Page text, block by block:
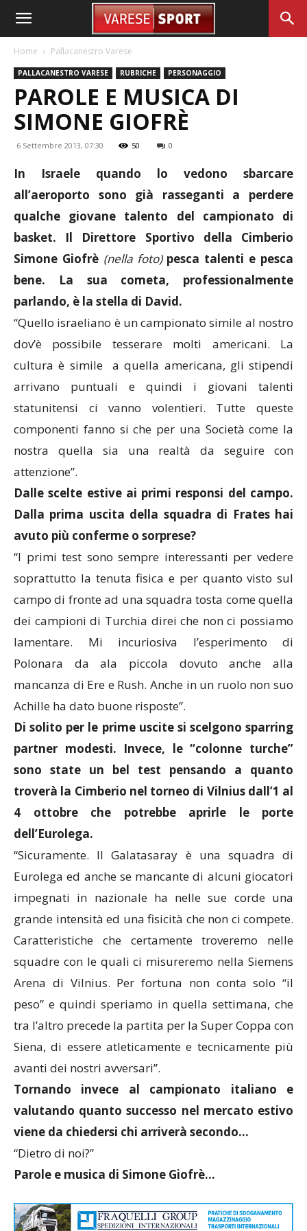
Home Pallacanestro Varese
PALLACANESTRO VARESE RUBRICHE PERSONAGGIO
PAROLE E MUSICA DI
SIMONE GIOFRÈ
6 Settembre 2013, 07:30 50 0
In Israele quando lo vedono sbarcare
all’aeroporto sono già rasseganti a perdere
qualche giovane talento del campionato di
basket. Il Direttore Sportivo della Cimberio
Simone Giofrè (nella foto)pesca talenti e pesca
bene. La sua cometa, professionalmente
parlando, è la stella di David.
“Quello israeliano è un campionato simile al nostro
dov’è possibile tesserare molti americani. La
cultura è simile a quella americana, gli stipendi
arrivano puntuali e quindi i giovani talenti
statunitensi ci vanno volentieri. Tutte queste
componenti fanno si che per una Società come la
nostra quella sia una realtà da seguire con
attenzione”.
Dalle scelte estive ai primi responsi del campo.
Dalla prima uscita della squadra di Frates hai
avuto più conferme o sorprese?
“I primi test sono sempre interessanti per vedere
soprattutto la tenuta fisica e per quanto visto sul
campo di fronte ad una squadra tosta come quella
dei campioni di Turchia direi che non ci possiamo
lamentare. Mi incuriosiva l’esperimento di
Polonara da ala piccola dovuto anche alla
mancanza di Ere e Rush. Anche in un ruolo non suo
Achille ha dato buone risposte”.
Di solito per le prime uscite si scelgono sparring
partner modesti. Invece, le “colonne turche”
sono state un bel test pensando a quanto
troverà la Cimberio nel torneo di Vilnius dall’1 al
4 ottobre che potrebbe aprirle le porte
dell’Eurolega.
“Sicuramente. Il Galatasaray è una squadra di
Eurolega ed anche se mancante di alcuni giocatori
impegnati in nazionale ha nelle sue corde una
grande intensità ed una fisicità che non ci compete.
Caratteristiche che certamente troveremo nelle
squadre con le quali ci misureremo nella Siemens
Arena di Vilnius. Per fortuna non conta solo “il
peso” e quindi speriamo in quella settimana, che
tra l’altro precede la partita per la Super Coppa con
Siena, di essere atleticamente e tecnicamente più
avanti dei nostri avversari”.
Tornando invece al campionato italiano e
valutando quanto successo nel mercato estivo
viene da chiedersi chi arriverà secondo…
“Dietro di noi?”
Parole e musica di Simone Giofrè…